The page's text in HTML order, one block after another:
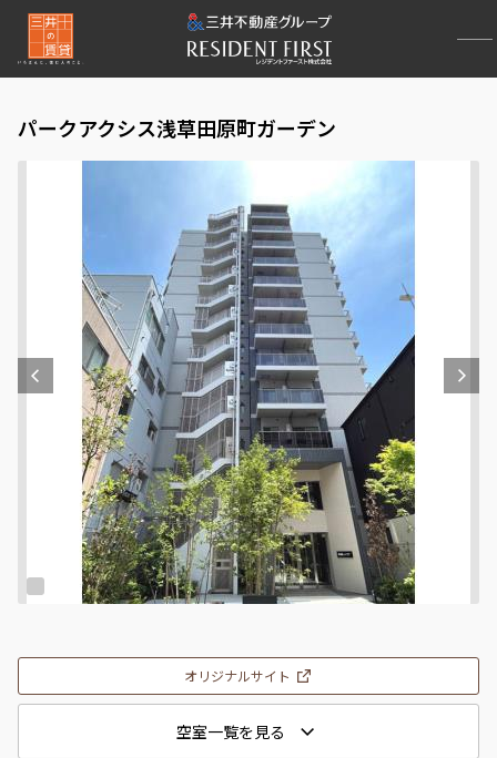
パークアクシス浅草田原町ガーデン
オリジナルサイト
空室一覧を見る